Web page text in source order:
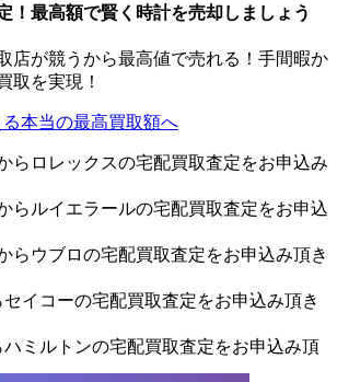
！ 最高額で賢く時計を売却しましょう
店が競うから最高値で売れる！手間暇か
取を実現！
本当の最高買取額へ
らロレックスの宅配買取査定をお申込み
らルイエラールの宅配買取査定をお申込
らウブロの宅配買取査定をお申込み頂き
イコーの宅配買取査定をお申込み頂き
ミルトンの宅配買取査定をお申込み頂